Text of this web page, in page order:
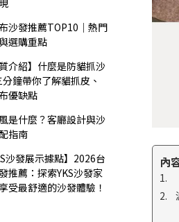
沙發推薦TOP10｜熱門
選購重點
質介紹】什麼是防貓抓沙
分鐘帶你了解貓抓皮、
優缺點
是什麼？客廳設計與沙
指南
沙發展示據點】2026台
推薦：探索YKS沙發家
受最舒適的沙發體驗！
內